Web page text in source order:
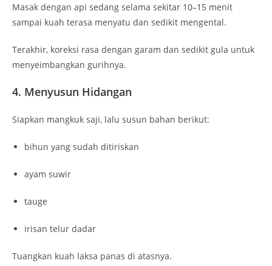
Masak dengan api sedang selama sekitar 10–15 menit
sampai kuah terasa menyatu dan sedikit mengental.
Terakhir, koreksi rasa dengan garam dan sedikit gula untuk
menyeimbangkan gurihnya.
4. Menyusun Hidangan
Siapkan mangkuk saji, lalu susun bahan berikut:
bihun yang sudah ditiriskan
ayam suwir
tauge
irisan telur dadar
Tuangkan kuah laksa panas di atasnya.